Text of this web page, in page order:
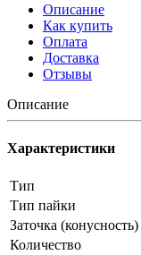
Описание
Как купить
Оплата
Доставка
Отзывы
Описание
Характеристики
Тип
Тип пайки
Заточка (конусность)
Количество